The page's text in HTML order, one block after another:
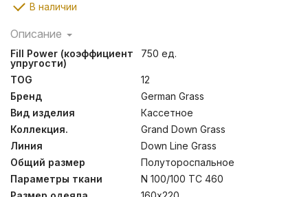
В наличии
Описание
Легкие воздушные кассетные одеяла и мягкие уютные
подушки создают ощущение неги и комфорта во
время сна, помогают расслабиться и легко
подстраиваются под форму тела человека.
Пуходержащий тонкий батист из 100% хлопка –
гладкий и шелковистый на ощупь, прекрасно
впитывает влагу, а «дышащий» пуховый наполнитель
категории “Экстра” обеспечивает оптимальный
микроклимат постели. Стирка при температуре до
30°С.
Fill Power (коэффициент
упругости)
750 ед.
TOG
12
Бренд
German Grass
Вид изделия
Кассетное
Коллекция.
Grand Down Grass
Линия
Down Line Grass
Общий размер
Полутороспальное
Параметры ткани
N 100/100 TC 460